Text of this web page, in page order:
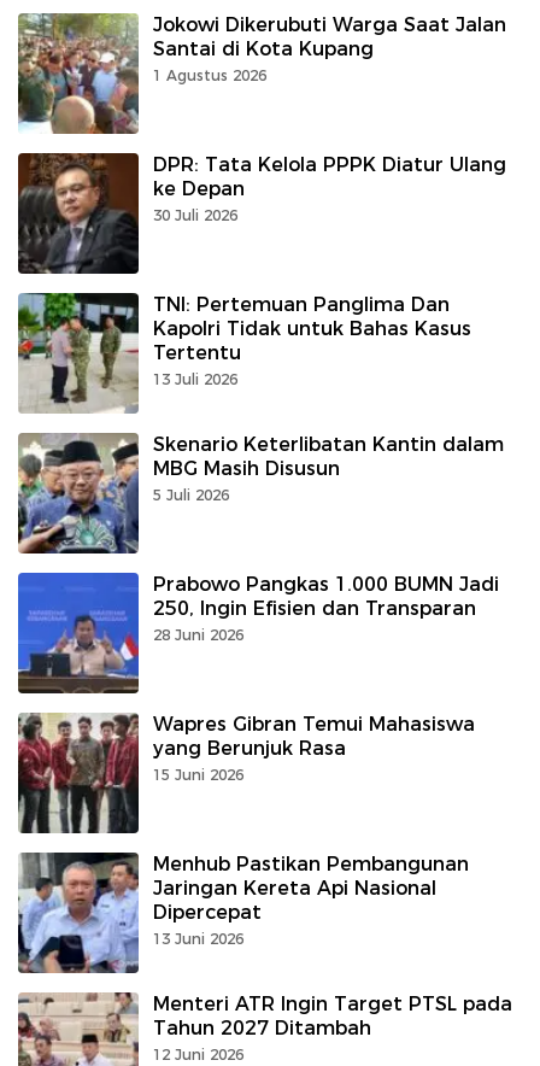
Jokowi Dikerubuti Warga Saat Jalan
Santai di Kota Kupang
1 Agustus 2026
DPR: Tata Kelola PPPK Diatur Ulang
ke Depan
30 Juli 2026
TNI: Pertemuan Panglima Dan
Kapolri Tidak untuk Bahas Kasus
Tertentu
13 Juli 2026
Skenario Keterlibatan Kantin dalam
MBG Masih Disusun
5 Juli 2026
Prabowo Pangkas 1.000 BUMN Jadi
250, Ingin Efisien dan Transparan
28 Juni 2026
Wapres Gibran Temui Mahasiswa
yang Berunjuk Rasa
15 Juni 2026
Menhub Pastikan Pembangunan
Jaringan Kereta Api Nasional
Dipercepat
13 Juni 2026
Menteri ATR Ingin Target PTSL pada
Tahun 2027 Ditambah
12 Juni 2026